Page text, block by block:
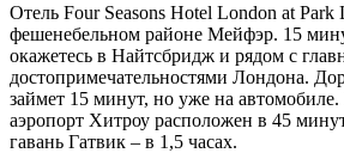
Отель Four Seasons Hotel London at Park
фешенебельном районе Мейфэр. 15
окажетесь в Найтсбридж и рядом с
достопримечательностями Лондона.
займет 15 минут, но уже на
аэропорт Хитроу расположен в 45
гавань Гатвик – в 1,5 часах.